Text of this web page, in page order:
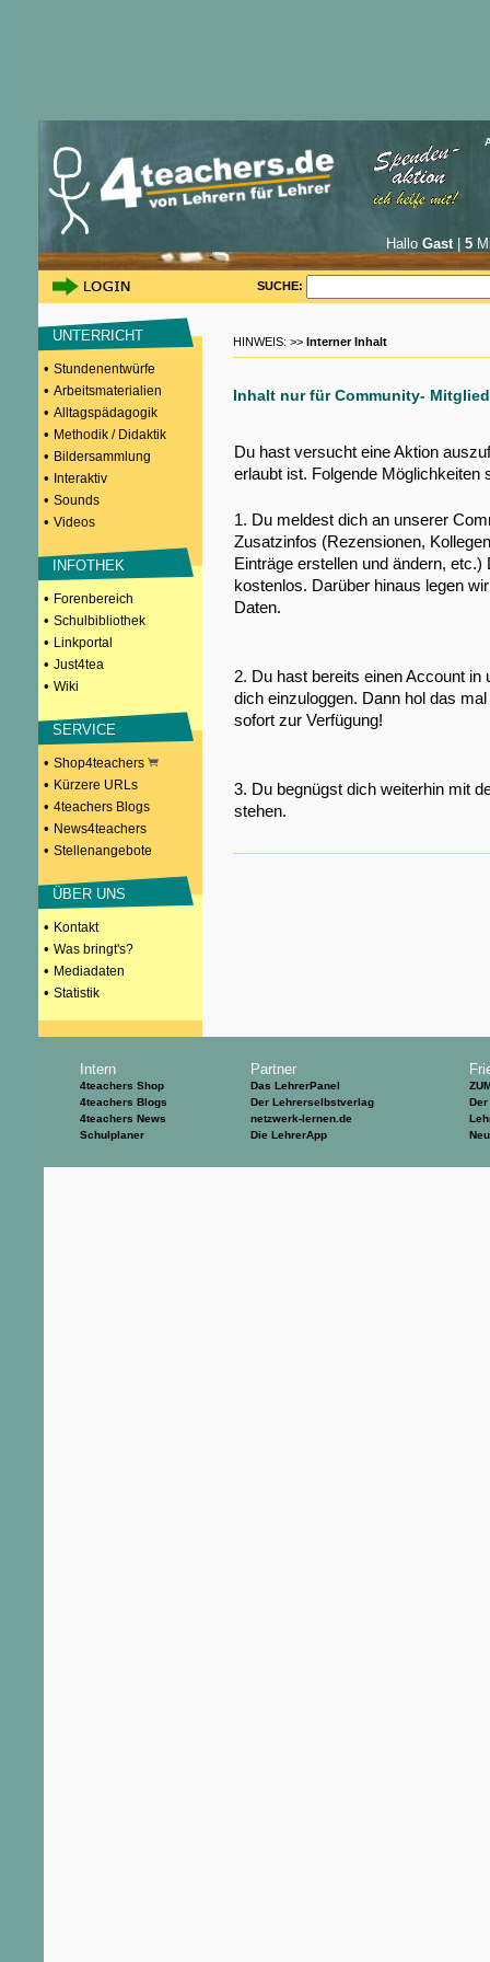
Hallo Gast| 5
SUCHE:
UNTERRICHT
• Stundenentwürfe
• Arbeitsmaterialien
• Alltagspädagogik
• Methodik / Didaktik
• Bildersammlung
• Interaktiv
• Sounds
• Videos
INFOTHEK
• Forenbereich
• Schulbibliothek
• Linkportal
• Just4tea
• Wiki
SERVICE
• Shop4teachers
• Kürzere URLs
• 4teachers Blogs
• News4teachers
• Stellenangebote
ÜBER UNS
• Kontakt
• Was bringt's?
• Mediadaten
• Statistik
HINWEIS: >> Interner Inhalt
Inhalt nur für Community-
Du hast versucht eine Aktion
erlaubt ist. Folgende Möglichkeiten
1. Du meldest dich an unserer
Zusatzinfos (Rezensionen,
Einträge erstellen und ändern,
kostenlos. Darüber hinaus legen
Daten.
2. Du hast bereits einen Account
dich einzuloggen. Dann hol das
sofort zur Verfügung!
3. Du begnügst dich weiterhin mit
stehen.
Intern
4teachers Shop
4teachers Blogs
4teachers News
Schulplaner
Partner
Das LehrerPanel
Der Lehrerselbstverlag
netzwerk-lernen.de
Die LehrerApp